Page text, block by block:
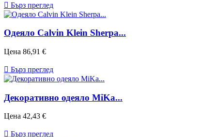
 Бърз преглед
Одеяло Calvin Klein Sherpa...
Цена 86,91 €
 Бърз преглед
Декоративно одеяло MiKa...
Цена 42,43 €
 Бърз преглед